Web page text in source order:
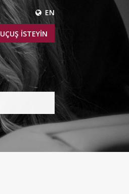
EN
UÇUŞ İSTEYİN